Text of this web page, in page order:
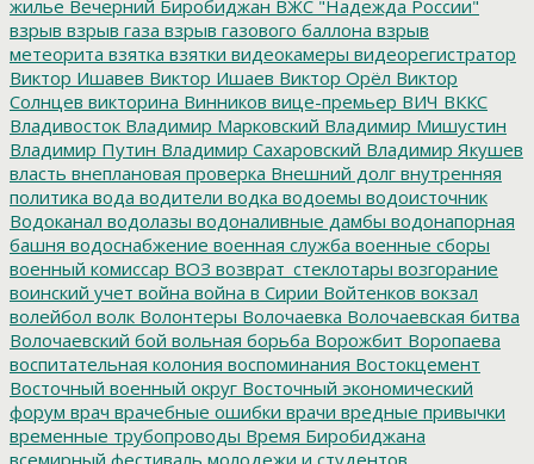
жилье Вечерний Биробиджан ВЖС "Надежда России"
взрыв взрыв газа взрыв газового баллона взрыв
метеорита взятка взятки видеокамеры видеорегистратор
Виктор Ишавев Виктор Ишаев Виктор Орёл Виктор
Солнцев викторина Винников вице-премьер ВИЧ ВККС
Владивосток Владимир Марковский Владимир Мишустин
Владимир Путин Владимир Сахаровский Владимир Якушев
власть внеплановая проверка Внешний долг внутренняя
политика вода водители водка водоемы водоисточник
Водоканал водолазы водоналивные дамбы водонапорная
башня водоснабжение военная служба военные сборы
военный комиссар ВОЗ возврат_стеклотары возгорание
воинский учет война война в Сирии Войтенков вокзал
волейбол волк Волонтеры Волочаевка Волочаевская битва
Волочаевский бой вольная борьба Ворожбит Воропаева
воспитательная колония воспоминания Востокцемент
Восточный военный округ Восточный экономический
форум врач врачебные ошибки врачи вредные привычки
временные трубопроводы Время Биробиджана
всемирный фестиваль молодежи и студентов